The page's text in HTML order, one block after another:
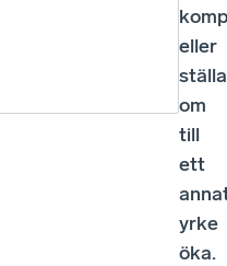
eller
ställa
om
till
ett
yrke
öka.